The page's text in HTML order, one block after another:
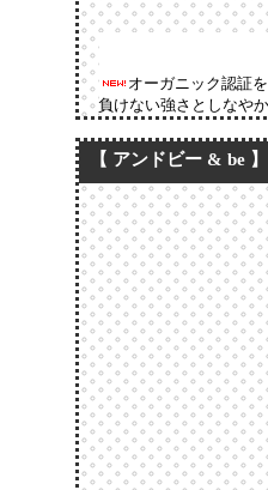
オーガニック認証
負けない強さとしなや
【 アンドビー & be